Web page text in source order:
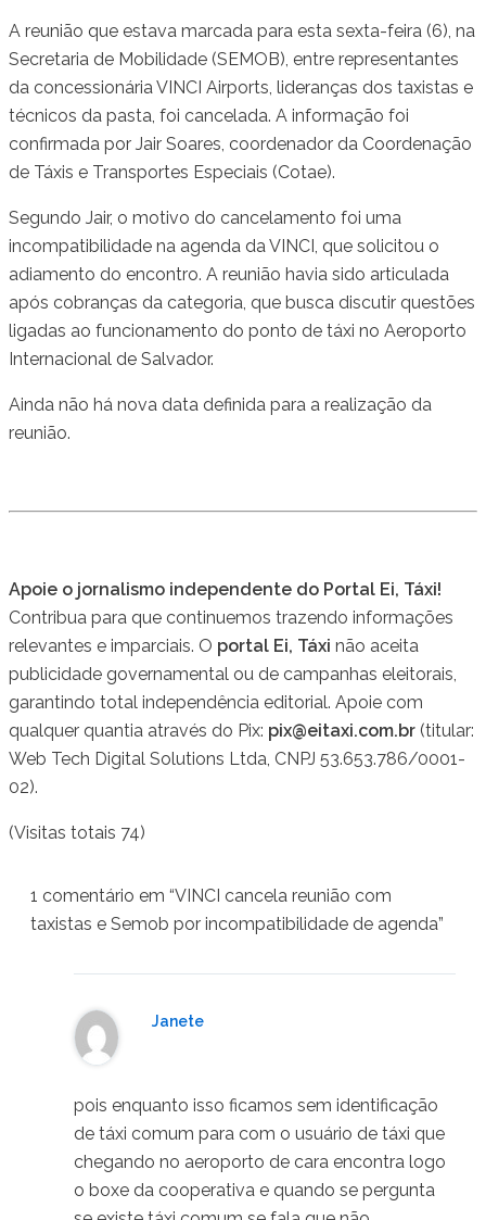
A reunião que estava marcada para esta sexta-feira (6), na
Secretaria de Mobilidade (SEMOB), entre representantes
da concessionária VINCI Airports, lideranças dos taxistas e
técnicos da pasta, foi cancelada. A informação foi
confirmada por Jair Soares, coordenador da Coordenação
de Táxis e Transportes Especiais (Cotae).
Segundo Jair, o motivo do cancelamento foi uma
incompatibilidade na agenda da VINCI, que solicitou o
adiamento do encontro. A reunião havia sido articulada
após cobranças da categoria, que busca discutir questões
ligadas ao funcionamento do ponto de táxi no Aeroporto
Internacional de Salvador.
Ainda não há nova data definida para a realização da
reunião.
Apoie o jornalismo independente do Portal Ei, Táxi!
Contribua para que continuemos trazendo informações
relevantes e imparciais. O portal Ei, Táxi não aceita
publicidade governamental ou de campanhas eleitorais,
garantindo total independência editorial. Apoie com
qualquer quantia através do Pix: pix@eitaxi.com.br (titular:
Web Tech Digital Solutions Ltda, CNPJ 53.653.786/0001-
02).
(Visitas totais 74)
1 comentário em “VINCI cancela reunião com
taxistas e Semob por incompatibilidade de agenda”
Janete
pois enquanto isso ficamos sem identificação
de táxi comum para com o usuário de táxi que
chegando no aeroporto de cara encontra logo
o boxe da cooperativa e quando se pergunta